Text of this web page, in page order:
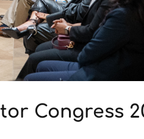
Congress